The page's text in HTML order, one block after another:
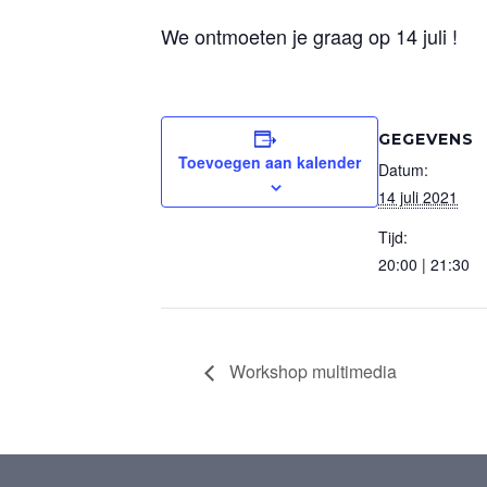
We ontmoeten je graag op 14 juli !
Toevoegen aan kalender
GEGEVENS
Datum:
14 juli 2021
Tijd:
20:00 | 21:30
Workshop multimedia